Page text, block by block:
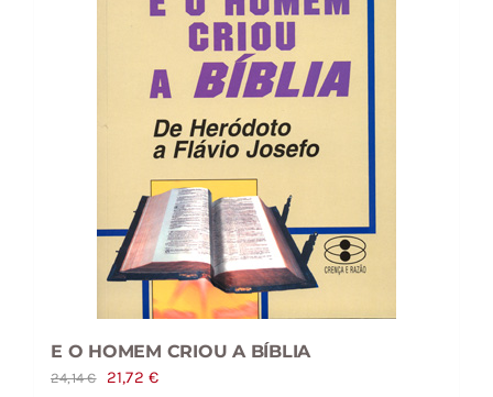
E O HOMEM CRIOU A BÍBLIA
24,14€
O
21,72€O